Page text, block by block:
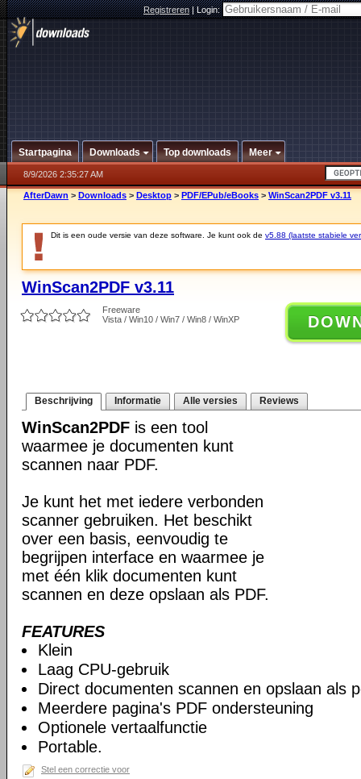
Registreren|Login:
Startpagina Downloads Top downloads Meer
8/9/2026 2:35:27 AM
AfterDawn > Downloads > Desktop > PDF/EPub/eBooks > WinScan2PDF v3.11
Dit is een oude versie van deze software. Je kunt ook de v5.88 (laatste stabiele
WinScan2PDF v3.11
Freeware
Vista / Win10 / Win7 / Win8 / WinXP
Beschrijving Informatie Alle versies Reviews
WinScan2PDF is een tool
waarmee je documenten kunt
scannen naar PDF.
Je kunt het met iedere verbonden
scanner gebruiken. Het beschikt
over een basis, eenvoudig te
begrijpen interface en waarmee je
met één klik documenten kunt
scannen en deze opslaan als PDF.
FEATURES
Klein
Laag CPU-gebruik
Direct documenten scannen en opslaan als
Meerdere pagina's PDF ondersteuning
Optionele vertaalfunctie
Portable.
Stel een correctie voor